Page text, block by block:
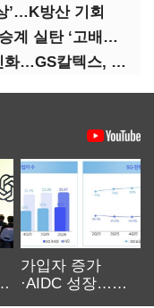
’…K방산 기회
‘조선 호황’ 업은 정기선 체제…승계 실탄 ‘고배당’ 주목
윤활유 위험물 물류 현장도 무인화…GS칼텍스, 디지털 전환 가속
가입자 증가
·AIDC 성장…